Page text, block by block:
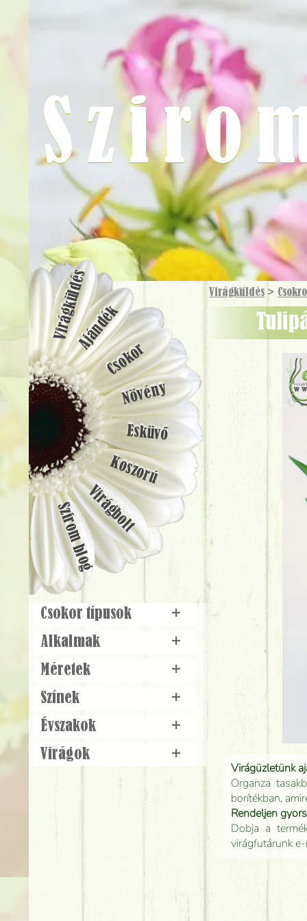
Virágküldés >
Virágüzletünk
Organza
borítékban,
Rendeljen
Dobja a
virágfutárunk
VirágküldésAjándék
Csokor
Növény
Esküvő
Koszorú
Virágbolt
Szirom blog
Csokor típusok
+
Alkalmak
+
Méretek
+
Színek
+
Évszakok
+
Virágok
+